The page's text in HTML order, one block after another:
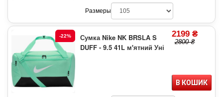
Размеры
-22%
Сумка Nike NK BRSLA S
DUFF - 9.5 41L м'ятний Уні
2199 ₴
2800 ₴
В КОШИК